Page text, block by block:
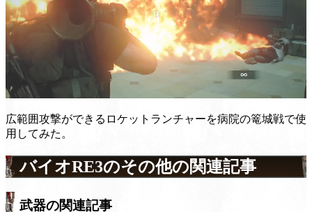
広範囲攻撃ができるロケットランチャーを病院の篭城戦で使
用してみた。
バイオRE3のその他の関連記事
武器の関連記事